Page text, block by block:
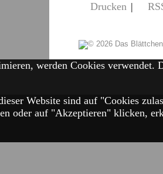
Drucken |
werden Cookies verwendet.
Website sind auf "Cookies
oder auf "Akzeptieren" klicken,